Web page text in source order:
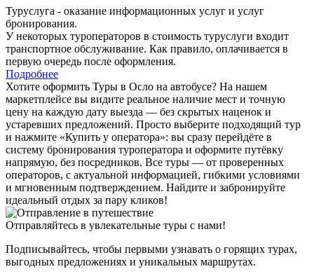
Туруслуга - оказание информационных услуг и услуг
бронирования.
У некоторых туроператоров в стоимость туруслуги входит
транспортное обслуживание. Как правило, оплачивается в
первую очередь после оформления.
Подробнее
Хотите оформить Туры в Осло на автобусе? На нашем
маркетплейсе вы видите реальное наличие мест и точную
цену на каждую дату выезда — без скрытых наценок и
устаревших предложений. Просто выберите подходящий тур
и нажмите «Купить у оператора»: вы сразу перейдёте в
систему бронирования туроператора и оформите путёвку
напрямую, без посредников. Все туры — от проверенных
операторов, с актуальной информацией, гибкими условиями
и мгновенным подтверждением. Найдите и забронируйте
идеальный отдых за пару кликов!
Отправляйтесь в увлекательные туры с нами!
Подписывайтесь, чтобы первыми узнавать о горящих турах,
выгодных предложениях и уникальных маршрутах.